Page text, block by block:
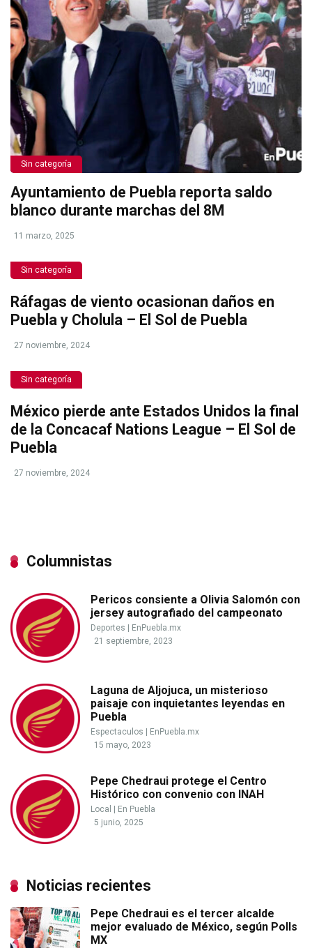
Sin categoría
Ayuntamiento de Puebla reporta saldo
blanco durante marchas del 8M
11 marzo, 2025
Sin categoría
Ráfagas de viento ocasionan daños en
Puebla y Cholula – El Sol de Puebla
27 noviembre, 2024
Sin categoría
México pierde ante Estados Unidos la final
de la Concacaf Nations League – El Sol de
Puebla
27 noviembre, 2024
Columnistas
Pericos consiente a Olivia Salomón con
jersey autografiado del campeonato
Deportes
EnPuebla.mx
21 septiembre, 2023
Laguna de Aljojuca, un misterioso
paisaje con inquietantes leyendas en
Puebla
Espectaculos
EnPuebla.mx
15 mayo, 2023
Pepe Chedraui protege el Centro
Histórico con convenio con INAH
Local
En Puebla
5 junio, 2025
Noticias recientes
Pepe Chedraui es el tercer alcalde
mejor evaluado de México, según Polls
MX